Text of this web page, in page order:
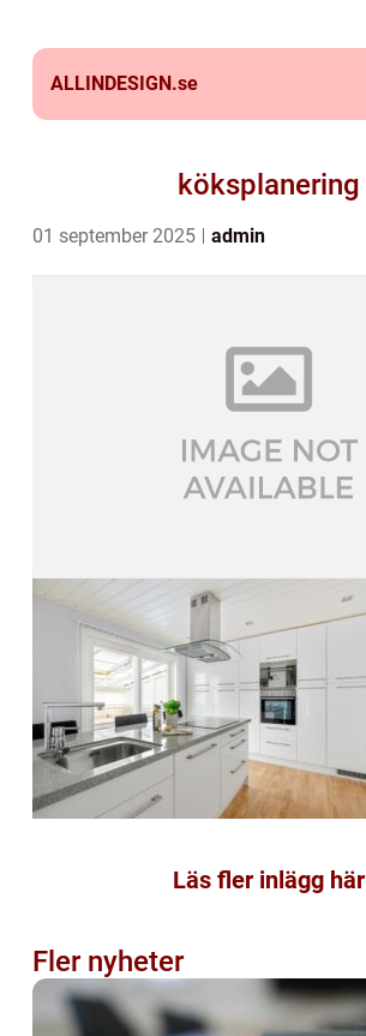
ALLINDESIGN.se
köksplanering
01 september 2025 admin
Läs fler inlägg här
Fler nyheter